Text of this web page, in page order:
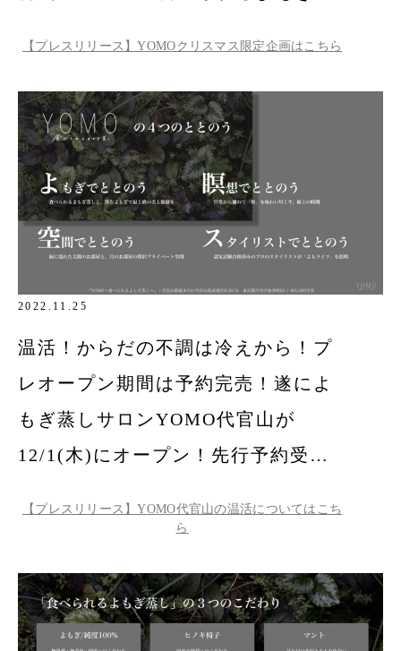
【プレスリリース】YOMOクリスマス限定企画はこちら
2022.11.25
温活！からだの不調は冷えから！プ
レオープン期間は予約完売！遂によ
もぎ蒸しサロンYOMO代官山が
12/1(木)にオープン！先行予約受付
【プレスリリース】YOMO代官山の温活についてはこち
ら